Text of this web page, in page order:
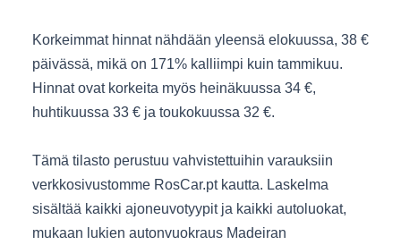
Korkeimmat hinnat nähdään yleensä elokuussa, 38 €
päivässä, mikä on 171% kalliimpi kuin tammikuu.
Hinnat ovat korkeita myös heinäkuussa 34 €,
huhtikuussa 33 € ja toukokuussa 32 €.
Tämä tilasto perustuu vahvistettuihin varauksiin
verkkosivustomme RosCar.pt kautta. Laskelma
sisältää kaikki ajoneuvotyypit ja kaikki autoluokat,
mukaan lukien autonvuokraus Madeiran